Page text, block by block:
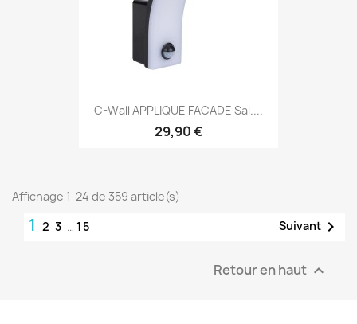
C-Wall APPLIQUE FACADE Sal....
29,90 €
Affichage 1-24 de 359 article(s)
1 2 3 … 15 Suivant 
Retour en haut 